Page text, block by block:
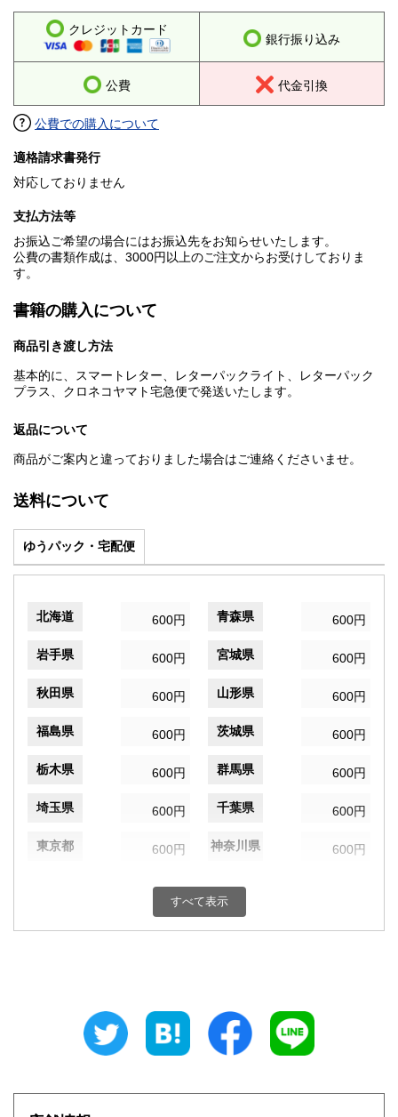
クレジットカード
銀行振り込み
公費 代金引換
公費での購入について
適格請求書発行
対応しておりません
支払方法等
お振込ご希望の場合にはお振込先をお知らせいたします。
公費の書類作成は、3000円以上のご注文からお受けしておりま
す。
書籍の購入について
商品引き渡し方法
基本的に、スマートレター、レターパックライト、レターパック
プラス、クロネコヤマト宅急便で発送いたします。
返品について
商品がご案内と違っておりました場合はご連絡くださいませ。
送料について
ゆうパック・宅配便
北海道 600円 青森県 600円
岩手県 600円 宮城県 600円
秋田県 600円 山形県 600円
福島県 600円 茨城県 600円
栃木県 600円 群馬県 600円
埼玉県 600円 千葉県 600円
東京都 600円 神奈川県 600円
600円 富山県
600円 三重県
大阪府
すべて表示